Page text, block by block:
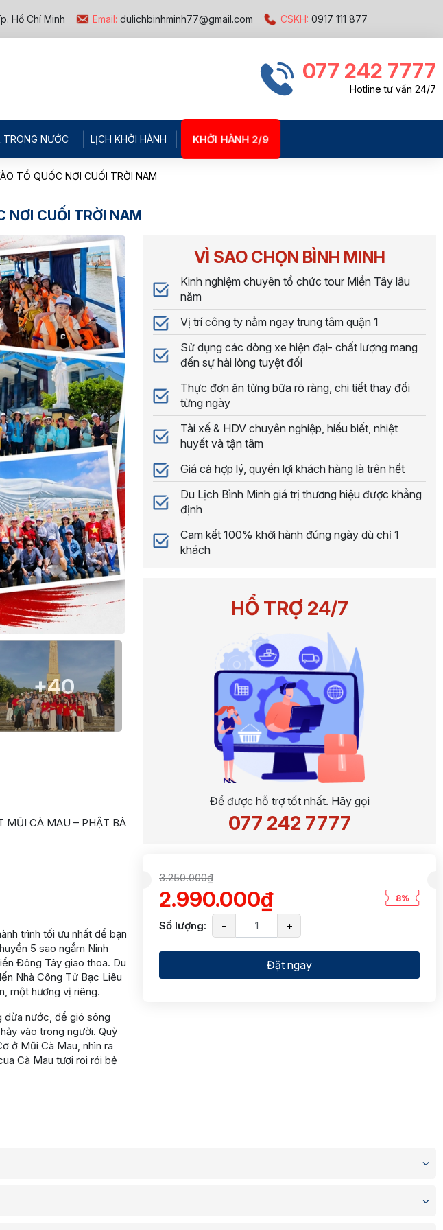
Hồ Chí Minh Email: dulichbinhminh77@gmail.com CSKH: 0917 111 877
077 242 7777
Hotline tư vấn 24/7
TRONG NƯỚC LỊCH KHỞI HÀNH KHỞI HÀNH 2/9
TỔ QUỐC NƠI CUỐI TRỜI NAM
NƠI CUỐI TRỜI NAM
+40
MŨI CÀ MAU – PHẬT BÀ
trình tối ưu nhất để bạn
5 sao ngắm Ninh
Đông Tây giao thoa. Du
Nhà Công Tử Bạc Liêu
một hương vị riêng.
dừa nước, để gió sông
vào trong người. Quỳ
ở Mũi Cà Mau, nhìn ra
Cà Mau tươi roi rói bẻ
VÌ SAO CHỌN BÌNH MINH
Kinh nghiệm chuyên tổ chức tour Miền Tây lâu
năm
Vị trí công ty nằm ngay trung tâm quận 1
Sử dụng các dòng xe hiện đại- chất lượng mang
đến sự hài lòng tuyệt đối
Thực đơn ăn từng bữa rõ ràng, chi tiết thay đổi
từng ngày
Tài xế & HDV chuyên nghiệp, hiểu biết, nhiệt
huyết và tận tâm
Giá cả hợp lý, quyền lợi khách hàng là trên hết
Du Lịch Bình Minh giá trị thương hiệu được khẳng
định
Cam kết 100% khởi hành đúng ngày dù chỉ 1
khách
HỔ TRỢ 24/7
Để được hỗ trợ tốt nhất. Hãy gọi
077 242 7777
3.250.000₫
2.990.000₫ 8%
Số lượng: - +
Đặt ngay